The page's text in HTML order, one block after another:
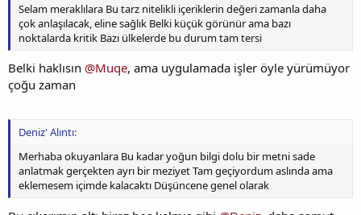
Selam meraklılara Bu tarz nitelikli içeriklerin değeri zamanla daha
çok anlaşılacak, eline sağlık Belki küçük görünür ama bazı
noktalarda kritik Bazı ülkelerde bu durum tam tersi
Belki haklısın @Muqe, ama uygulamada işler öyle yürümüyor
çoğu zaman
Deniz' Alıntı:
Merhaba okuyanlara Bu kadar yoğun bilgi dolu bir metni sade
anlatmak gerçekten ayrı bir meziyet Tam geçiyordum aslında ama
eklemesem içimde kalacaktı Düşüncene genel olarak